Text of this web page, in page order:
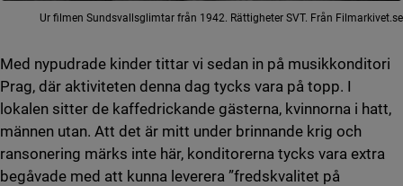
Ur filmen Sundsvallsglimtar från 1942. Rättigheter SVT. Från Filmarkivet.se
Med nypudrade kinder tittar vi sedan in på musikkonditori
Prag, där aktiviteten denna dag tycks vara på topp. I
lokalen sitter de kaffedrickande gästerna, kvinnorna i hatt,
männen utan. Att det är mitt under brinnande krig och
ransonering märks inte här, konditorerna tycks vara extra
begåvade med att kunna leverera ”fredskvalitet på